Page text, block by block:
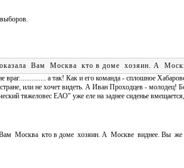
Вам Москва кто в доме хозяин. А
враг............... а так! Как и его команда - сплошное
стране, или не хочет видеть. А Иван Проходцев -
тяжеловес ЕАО" уже еле на заднее сиденье
Москва кто в доме хозяин. А Москве виднее. Вы же